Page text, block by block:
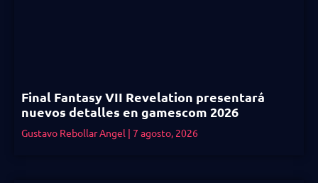
Final Fantasy VII Revelation presentará
nuevos detalles en gamescom 2026
Gustavo Rebollar Angel 7 agosto, 2026